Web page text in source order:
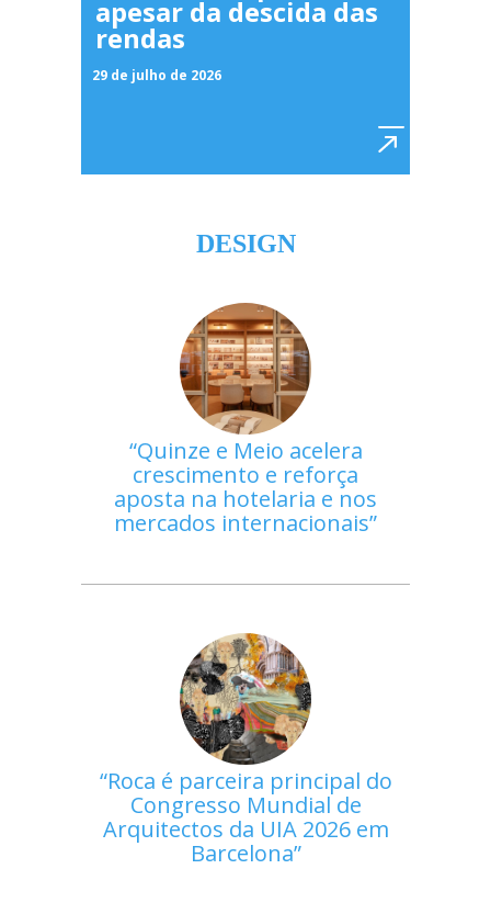
apesar da descida das
rendas
29 de julho de 2026
DESIGN
Quinze e Meio acelera
crescimento e reforça
aposta na hotelaria e nos
mercados internacionais
Roca é parceira principal do
Congresso Mundial de
Arquitectos da UIA 2026 em
Barcelona